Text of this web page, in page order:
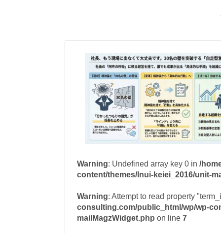
Warning: Undefined array key 0 in /
content/themes/Inui-keiei_2016/unit-
Warning: Attempt to read property
consulting.com/public_html/wp/wp-
mailMagzWidget.php on line 7